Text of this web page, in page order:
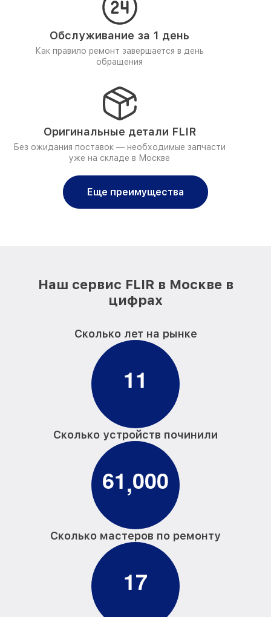
Обслуживание за 1 день
Как правило ремонт завершается в день
обращения
Оригинальные детали FLIR
Без ожидания поставок — необходимые запчасти
уже на складе в Москве
Еще преимущества
Наш сервис FLIR в Москве в
цифрах
Сколько лет на рынке
11
Сколько устройств починили
61,000
Сколько мастеров по ремонту
17